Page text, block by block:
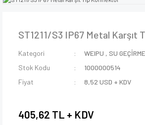
ST1211/S3 IP67 Metal Karşıt
Kategori WEIPU ,SU
Stok Kodu
1000000514
Fiyat
8,52 USD + KDV
405,62 TL + KDV